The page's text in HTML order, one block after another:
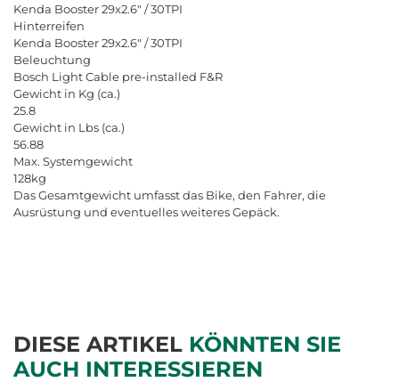
Kenda Booster 29x2.6" / 30TPI
Hinterreifen
Kenda Booster 29x2.6" / 30TPI
Beleuchtung
Bosch Light Cable pre-installed F&R
Gewicht in Kg (ca.)
25.8
Gewicht in Lbs (ca.)
56.88
Max. Systemgewicht
128kg
Das Gesamtgewicht umfasst das Bike, den Fahrer, die
Ausrüstung und eventuelles weiteres Gepäck.
DIESE ARTIKEL KÖNNTEN SIE
AUCH INTERESSIEREN